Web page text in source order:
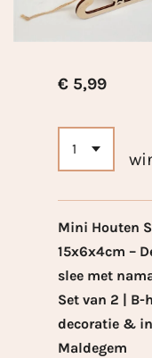
€ 5,99
Mini Houten
15x6x4cm –
slee met
Set van 2 | B-
decoratie &
Maldegem